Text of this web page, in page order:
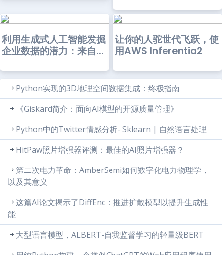
利用生成式人工智能发掘
企业数据的潜力：来自...
让你的人驼世代飞跃，使
用AWS Inferentia2
Python实现的3D地理空间数据集成：终极指南
《Giskard简介：面向AI模型的开源质量管理》
Python中的Twitter情感分析- Sklearn | 自然语言处理
HitPaw照片增强器评测：最佳的AI照片增强器？
第二次电力革命：AmberSemi如何数字化电力物理学，
以及其意义
这篇AI论文揭示了DiffEnc：推进扩散模型以提升生成性
能
大型语言模型，ALBERT-自我监督学习的轻量级BERT